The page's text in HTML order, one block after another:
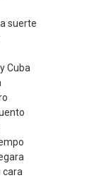
suerte
Cuba
cara